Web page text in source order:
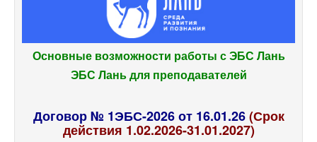
Основные возможности работы с ЭБС Лань
ЭБС Лань для преподавателей
Договор № 1ЭБС-2026 от 16.01.26 (Срок
действия 1.02.2026-31.01.2027)